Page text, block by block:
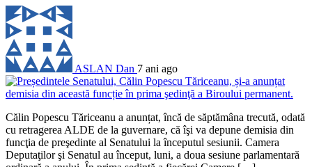
ASLAN Dan 7 ani ago
Călin Popescu Tăriceanu a anunțat, încă de săptămâna trecută, odată
cu retragerea ALDE de la guvernare, că îşi va depune demisia din
funcţia de preşedinte al Senatului la începutul sesiunii. Camera
Deputaţilor şi Senatul au început, luni, a doua sesiune parlamentară